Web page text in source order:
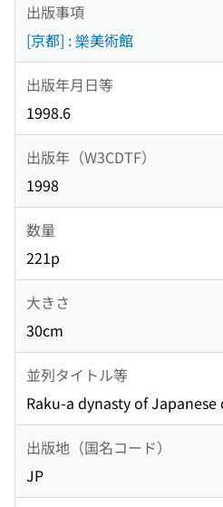
出版事項
[京都] : 樂美術館
出版年月日等
1998.6
出版年（W3CDTF）
1998
数量
221p
大きさ
30cm
並列タイトル等
Raku-a dynasty of Japanese
出版地（国名コード）
JP